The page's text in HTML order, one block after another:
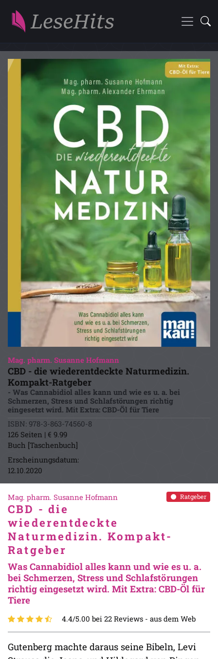
Mag. pharm. Susanne Hofmann
CBD - die wiederentdeckte Naturmedizin.
Kompakt-Ratgeber
- Was Cannabidiol alles kann und wie es u. a. bei
Schmerzen, Stress und Schlafstörungen richtig
eingesetzt wird. Mit Extra: CBD-Öl für Tiere
ISBN: 978-3-863-74560-8
126 Seiten | € 9.99
Buch [Taschenbuch]
Erscheinungsdatum:
12.10.2020
Ratgeber
Mag. pharm. Susanne Hofmann
CBD - die
wiederentdeckte
Naturmedizin. Kompakt-
Ratgeber
Was Cannabidiol alles kann und wie es u. a.
bei Schmerzen, Stress und Schlafstörungen
richtig eingesetzt wird. Mit Extra: CBD-Öl für
Tiere
4.4/5.00 bei 22 Reviews - aus dem Web
Gutenberg machte daraus seine Bibeln, Levi